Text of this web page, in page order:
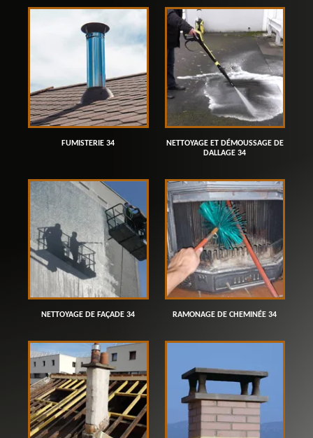
FUMISTERIE 34
NETTOYAGE ET DÉMOUSSAGE DE
DALLAGE 34
NETTOYAGE DE FAÇADE 34 RAMONAGE DE CHEMINÉE 34